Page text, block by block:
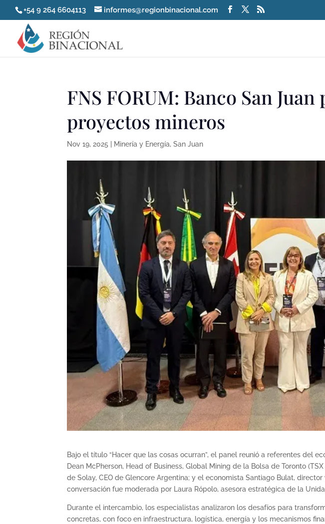
+54 9 264 6604113 informes@regionbinacional.com
FNS FORUM: Banco San
proyectos mineros
Nov 19, 2025 Minería y Energía,San Juan
Bajo el título “Hacer que las cosas ocurran”, el panel reunió a referentes del
Dean McPherson, Head of Business, Global Mining de la Bolsa de Toronto
de Solay, CEO de Glencore Argentina; y el economista Santiago Bulat,
conversación fue moderada por Laura Rópolo, asesora estratégica de la
Durante el intercambio, los especialistas analizaron los desafíos para
concretas, con foco en infraestructura, logística, energía y los mecanismos